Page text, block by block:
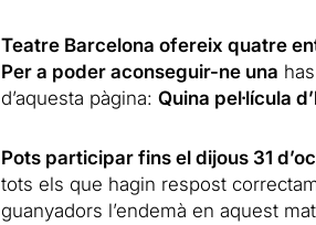
Teatre Barcelona ofereix quatre
Per a poder aconseguir-ne una
d’aquesta pàgina: Quina pel·lícula
Pots participar fins el dijous 31
tots els que hagin respost
guanyadors l’endemà en aquest